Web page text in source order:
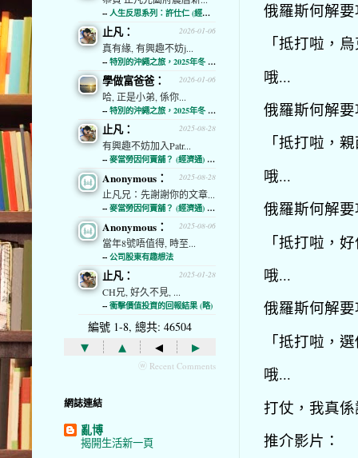
俄羅斯何解
「抵打啦，
哦...
俄羅斯何解
「抵打啦，
哦...
俄羅斯何解
「抵打啦，
哦...
俄羅斯何解
「抵打啦，
哦...
打仗，我真
推介影片：
-- 人生反思系列：許仕仁 (經濟通)
2026-01-06
止凡：
真有緣, 有興趣不妨j...
-- 特別的沖繩之旅，2025年冬 (經濟通)
2026-01-06
學做富爸爸：
哈, 正是小弟, 係你...
-- 特別的沖繩之旅，2025年冬 (經濟通)
2025-08-28
止凡：
有興趣不妨加入Patr...
-- 麥當勞因何賣舖？ (經濟通) (略)
2025-08-28
Anonymous：
止凡兄：先謝謝你的文章...
-- 麥當勞因何賣舖？ (經濟通) (略)
2025-08-06
Anonymous：
當年8號唔值得, 時至...
-- 公司股東有趣想法
2025-01-28
止凡：
CH兄, 好久不見, ...
-- 衝擊價值投資的回報結果 (略)
編號 1-8, 總共: 46504
▾ ▴ ◂ ▸
ⓦ Recent Comments
網誌連結
亂博
揭開生活新一頁